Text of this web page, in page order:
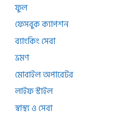
ফুল
ফেসবুক ক্যাপশন
ব্যাংকিং সেবা
ভ্রমণ
মোবাইল অপারেটর
লাইফ স্টাইল
স্বাস্থ্য ও সেবা